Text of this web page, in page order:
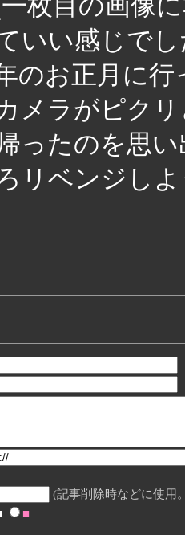
枚目の画像
いい感じでし
のお正月に
メラがピク
ったのを思
リベンジし
(記事削除時などに使用
■